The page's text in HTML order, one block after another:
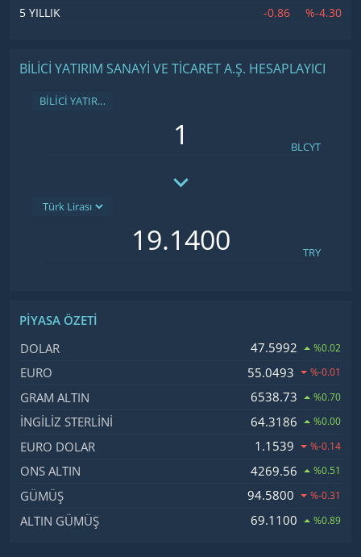
5 YILLIK
-0.86 %-4.30
BİLİCİ YATIRIM SANAYİ VE TİCARET A.Ş. HESAPLAYICI
BİLİCİ YATIRIM SANAYİ VE TİCARET A.Ş.
BLCYT
TRY
PIYASA ÖZETI
İsim, Kod
DOLAR 47.5992 %0.02
EURO 55.0493 %-0.01
GRAM ALTIN 6538.73 %0.70
İNGILIZ STERLINI 64.3186 %0.00
EURO DOLAR 1.1539 %-0.14
ONS ALTIN 4269.56 %0.51
GÜMÜŞ 94.5800 %-0.31
ALTIN GÜMÜŞ 69.1100 %0.89